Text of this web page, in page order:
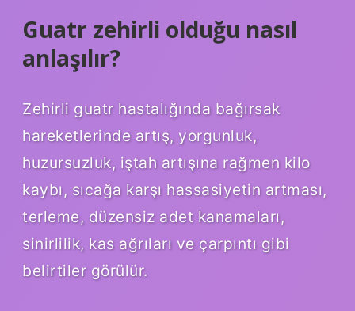
Guatr zehirli olduğu nasıl
anlaşılır?
Zehirli guatr hastalığında bağırsak
hareketlerinde artış, yorgunluk,
huzursuzluk, iştah artışına rağmen kilo
kaybı, sıcağa karşı hassasiyetin artması,
terleme, düzensiz adet kanamaları,
sinirlilik, kas ağrıları ve çarpıntı gibi
belirtiler görülür.